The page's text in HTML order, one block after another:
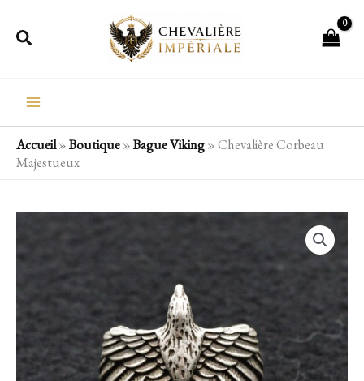
Rechercher
Accueil»Boutique»Bague Viking»Chevalière Corbeau
Majestueux
de
Chevalière
Corbeau
Majestueux